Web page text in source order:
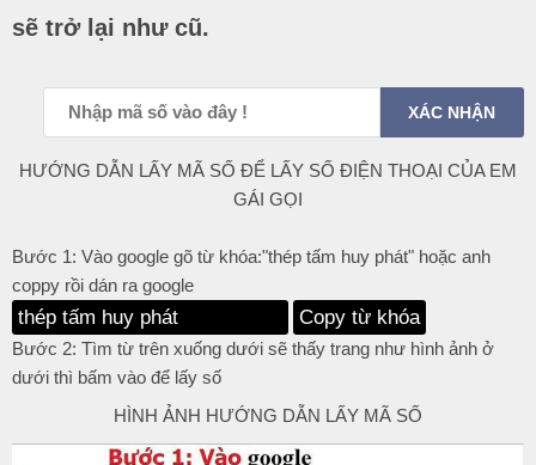
sẽ trở lại như cũ.
HƯỚNG DẪN LẤY MÃ SỐ ĐỂ LẤY SỐ ĐIỆN THOẠI CỦA EM
GÁI GỌI
Bước 1: Vào google gõ từ khóa:"thép tấm huy phát" hoặc anh
coppy rồi dán ra google
Copy từ khóa
Bước 2: Tìm từ trên xuống dưới sẽ thấy trang như hình ảnh ở
dưới thì bấm vào để lấy số
HÌNH ẢNH HƯỚNG DẪN LẤY MÃ SỐ